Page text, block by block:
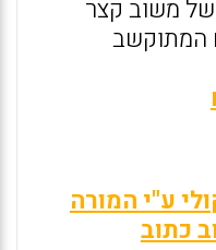
משוב קצר
המתוקשב
ע"י המורה
כתוב